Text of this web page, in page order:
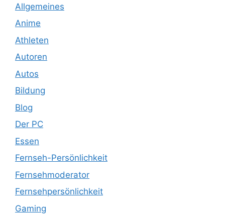
Allgemeines
Anime
Athleten
Autoren
Autos
Bildung
Blog
Der PC
Essen
Fernseh-Persönlichkeit
Fernsehmoderator
Fernsehpersönlichkeit
Gaming